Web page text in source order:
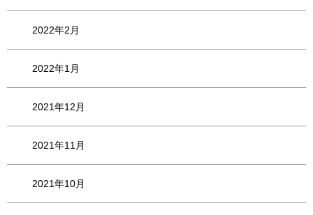
2022年2月
2022年1月
2021年12月
2021年11月
2021年10月